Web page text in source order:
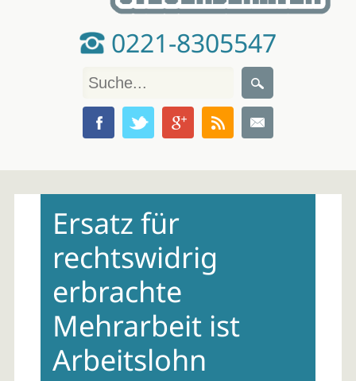
0221-8305547
contentErsatz für
rechtswidrig
erbrachte
Mehrarbeit ist
Arbeitslohn